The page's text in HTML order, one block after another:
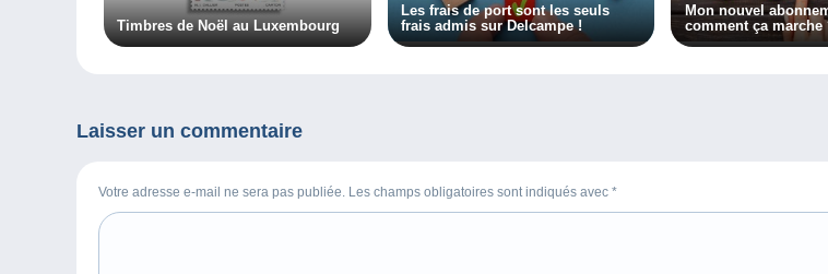
Timbres de Noël au Luxembourg
Les frais de port sont les seuls
frais admis sur Delcampe !
Mon nouvel
comment ça marche
Laisser un commentaire
Votre adresse e-mail ne sera pas publiée. Les champs obligatoires sont indiqués avec *